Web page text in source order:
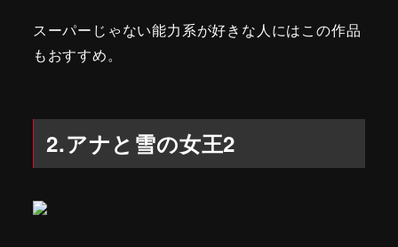
スーパーじゃない能力系が好きな人にはこの作品
もおすすめ。
2.アナと雪の女王2